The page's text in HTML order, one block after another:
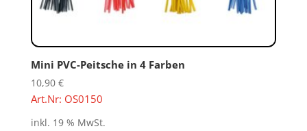
Mini PVC-Peitsche in 4 Farben
10,90 €
Art.Nr: OS0150
inkl. 19 % MwSt.